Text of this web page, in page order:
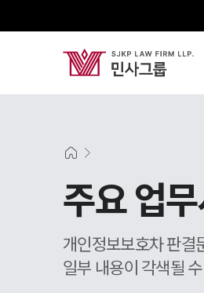
주요 업무
개인정보보호차 판결
일부 내용이 각색될